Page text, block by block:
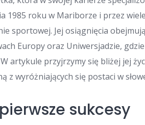
1985 roku w Mariborze i przez
sportowej. Jej osiągnięcia
Europy oraz Uniwersjadzie, gdzie
artykule przyjrzymy się bliżej jej
z wyróżniających się postaci w
sukcesy